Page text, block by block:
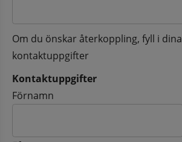
Om du önskar återkoppling, fyll i dina
kontaktuppgifter
Kontaktuppgifter
Kontaktuppgifter
Förnamn